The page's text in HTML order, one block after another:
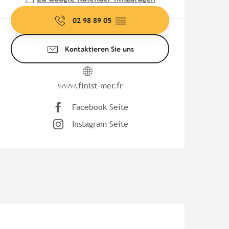
02 98 89 05 ▒▒
Kontaktieren Sie uns
www.finist-mer.fr
Facebook Seite
Instagram Seite